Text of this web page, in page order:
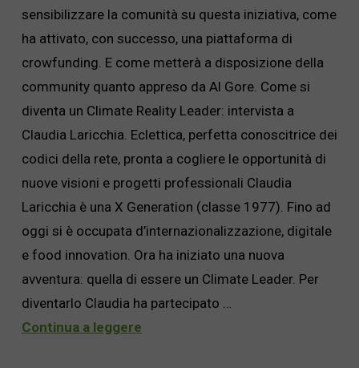
sensibilizzare la comunità su questa iniziativa, come
ha attivato, con successo, una piattaforma di
crowfunding. E come metterà a disposizione della
community quanto appreso da Al Gore. Come si
diventa un Climate Reality Leader: intervista a
Claudia Laricchia. Eclettica, perfetta conoscitrice dei
codici della rete, pronta a cogliere le opportunità di
nuove visioni e progetti professionali Claudia
Laricchia è una X Generation (classe 1977). Fino ad
oggi si è occupata d’internazionalizzazione, digitale
e food innovation. Ora ha iniziato una nuova
avventura: quella di essere un Climate Leader. Per
diventarlo Claudia ha partecipato …
Continua a leggere